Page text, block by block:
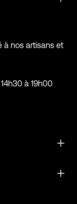
à nos artisans et
à 19h00